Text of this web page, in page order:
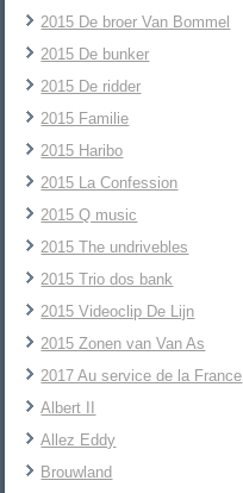
2015 De broer Van Bommel
2015 De bunker
2015 De ridder
2015 Familie
2015 Haribo
2015 La Confession
2015 Q music
2015 The undrivebles
2015 Trio dos bank
2015 Videoclip De Lijn
2015 Zonen van Van As
2017 Au service de la France
Albert II
Allez Eddy
Brouwland